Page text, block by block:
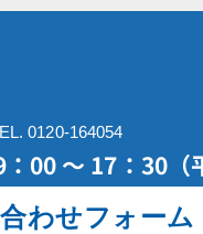
0120-164054
00 ～ 17：30（
わせフォーム